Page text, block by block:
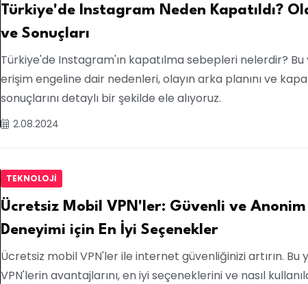
Türkiye'de Instagram Neden Kapatıldı?
ve Sonuçları
Türkiye'de Instagram'ın kapatılma sebepleri nelerdir? Bu
erişim engeline dair nedenleri, olayın arka planını ve
sonuçlarını detaylı bir şekilde ele alıyoruz.
2.08.2024
TEKNOLOJI
Ücretsiz Mobil VPN'ler: Güvenli ve
Deneyimi için En İyi Seçenekler
Ücretsiz mobil VPN'ler ile internet güvenliğinizi artırın. Bu
VPN'lerin avantajlarını, en iyi seçeneklerini ve nasıl